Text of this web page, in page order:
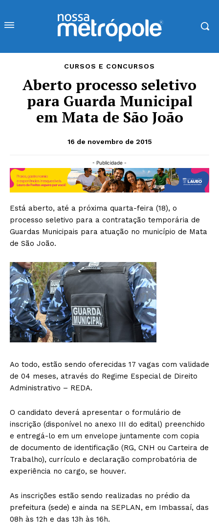
CURSOS E CONCURSOS
Aberto processo seletivo
para Guarda Municipal
em Mata de São João
16 de novembro de 2015
- Publicidade -
Está aberto, até a próxima quarta-feira (18), o
processo seletivo para a contratação temporária de
Guardas Municipais para atuação no município de Mata
de São João.
Ao todo, estão sendo oferecidas 17 vagas com validade
de 04 meses, através do Regime Especial de Direito
Administrativo – REDA.
O candidato deverá apresentar o formulário de
inscrição (disponível no anexo III do edital) preenchido
e entregá-lo em um envelope juntamente com copia
de documento de identificação (RG, CNH ou Carteira de
Trabalho), currículo e declaração comprobatória de
experiência no cargo, se houver.
As inscrições estão sendo realizadas no prédio da
prefeitura (sede) e ainda na SEPLAN, em Imbassaí, das
08h às 12h e das 13h às 16h.